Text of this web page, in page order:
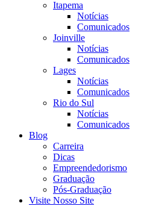
Itapema
Notícias
Comunicados
Joinville
Notícias
Comunicados
Lages
Notícias
Comunicados
Rio do Sul
Notícias
Comunicados
Blog
Carreira
Dicas
Empreendedorismo
Graduação
Pós-Graduação
Visite Nosso Site